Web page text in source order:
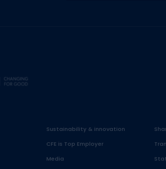
Sustainability & innovation
CFE is Top Employer
Media